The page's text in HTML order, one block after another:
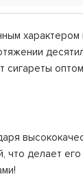
характером
делает